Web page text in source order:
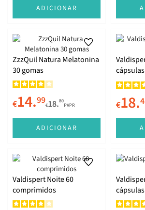
ADICIONAR
ZzzQuil Natura Melatonina
30 gomas
€14.99€18.80
PVPR
ADICIONAR
cápsulas
€18.
Valdispert Noite 60
comprimidos
cápsulas